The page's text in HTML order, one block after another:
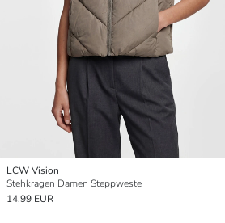
LCW Vision
Stehkragen Damen Steppweste
14.99 EUR